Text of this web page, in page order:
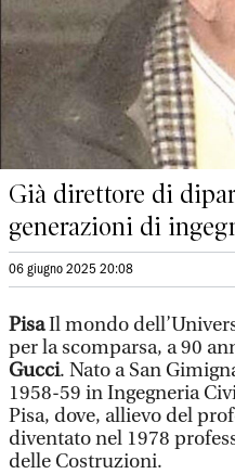
Già direttore di
generazioni di
06 giugno 2025 20:08
PisaIl mondo
per la scomparsa, a 90
Gucci. Nato a San
1958-59 in Ingegneria
Pisa, dove, allievo del
diventato nel 1978
delle Costruzioni.